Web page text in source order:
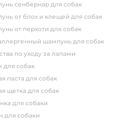
сенбернар для собак
от блох и клещей для собак
от перхоти для собак
шампунь для собак
по уходу за лапами
для собак
паста для собак
щетка для собак
для собаки
для собаки